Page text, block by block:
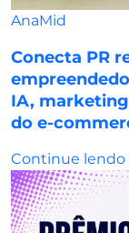
AnaMid
Conecta PR
IA,
do e-
Continue lendo